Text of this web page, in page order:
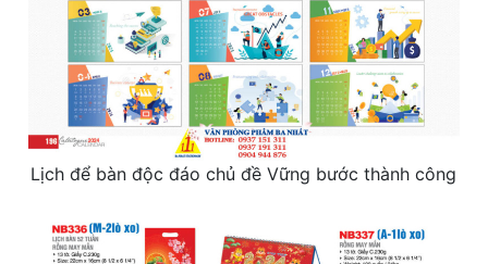
Lịch để bàn độc đáo chủ đề Vững bước thành công